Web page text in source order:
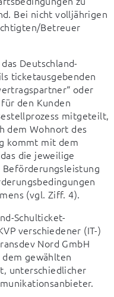
Bei nicht volljährigen
Betreuer
Deutschland-
ticketausgebenden
oder
für den Kunden
mitgeteilt,
dem Wohnort des
kommt mit dem
die jeweilige
(vgl. Ziff. 4).
Schulticket-
verschiedener (IT-)
Nord GmbH
gewählten
unterschiedlicher